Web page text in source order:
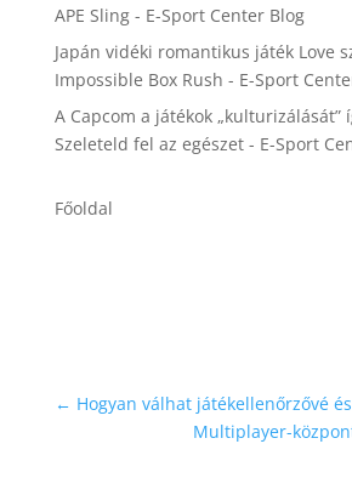
APE Sling - E-Sport Center Blog
Japán vidéki romantikus játék Love
Impossible Box Rush - E-Sport
A Capcom a játékok „kulturizálását”
Szeleteld fel az egészet - E-Sport
Főoldal
← Hogyan válhat játékellenőrzővé
Multiplayer-